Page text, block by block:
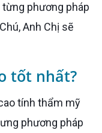
phương pháp
Anh Chị sẽ
tốt nhất?
phương pháp